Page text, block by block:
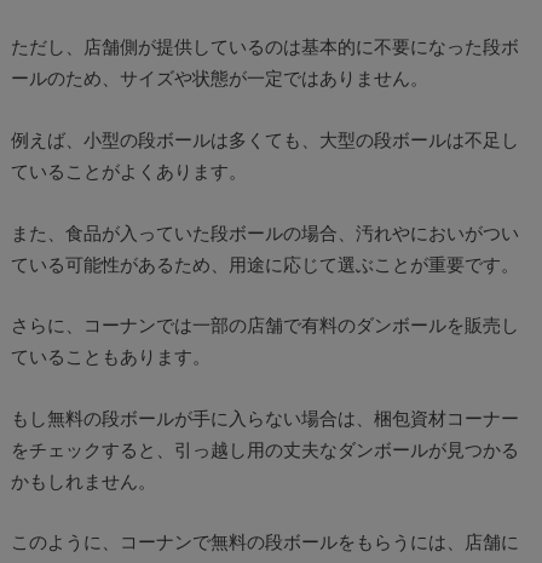
ただし、店舗側が提供しているのは基本的に不要になった段ボ
ールのため、サイズや状態が一定ではありません。
例えば、小型の段ボールは多くても、大型の段ボールは不足し
ていることがよくあります。
また、食品が入っていた段ボールの場合、汚れやにおいがつい
ている可能性があるため、用途に応じて選ぶことが重要です。
さらに、コーナンでは一部の店舗で有料のダンボールを販売し
ていることもあります。
もし無料の段ボールが手に入らない場合は、梱包資材コーナー
をチェックすると、引っ越し用の丈夫なダンボールが見つかる
かもしれません。
このように、コーナンで無料の段ボールをもらうには、店舗に